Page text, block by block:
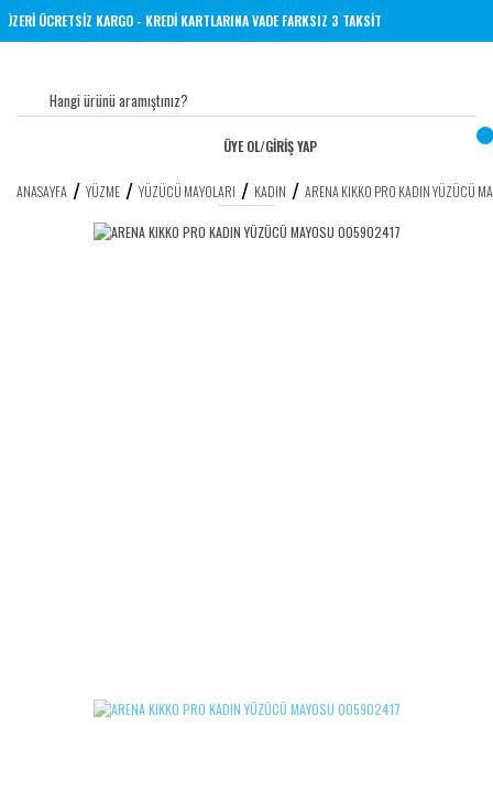
ÜZERİ ÜCRETSİZ KARGO - KREDİ KARTLARINA VADE FARKSIZ 3 TAKSİT
ÜYE OL/GİRİŞ YAP
ANASAYFA YÜZME YÜZÜCÜ MAYOLARI KADIN ARENA KIKKO PRO KADIN YÜZÜCÜ